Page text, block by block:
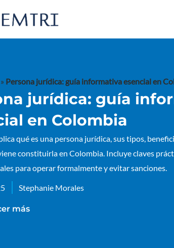
» Persona jurídica: guía informativa esencial en
jurídica: guía
en Colombia
qué es una persona jurídica, sus tipos,
constituirla en Colombia. Incluye claves
para operar formalmente y evitar sanciones.
Stephanie Morales
más